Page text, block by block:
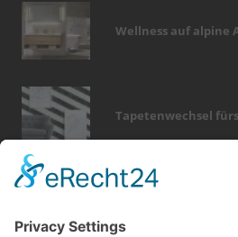
Wellness auf alpine
Tapetenwechsel